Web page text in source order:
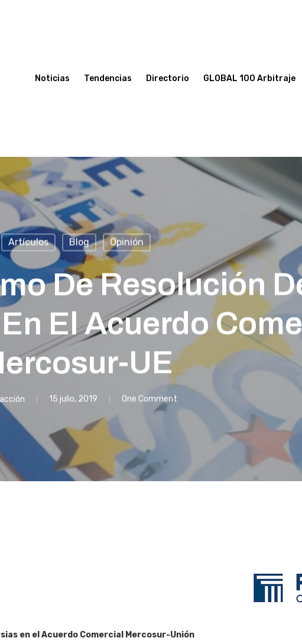
Noticias Tendencias Directorio GLOBAL 100 Arbitraje
Artículos Blog Opinión
De Resolución
El Acuerdo
UE
15 julio, 2019 One Comment
en el Acuerdo Comercial Mercosur-Unión